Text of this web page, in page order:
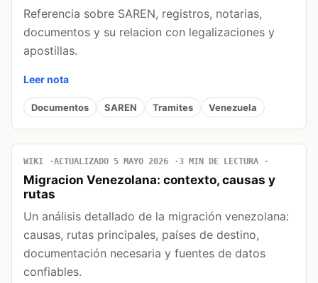
Referencia sobre SAREN, registros, notarias,
documentos y su relacion con legalizaciones y
apostillas.
Leer nota
Documentos SAREN Tramites Venezuela
WIKI ACTUALIZADO 5 MAYO 2026 3 MIN DE LECTURA
Migracion Venezolana: contexto, causas y
rutas
Un análisis detallado de la migración venezolana:
causas, rutas principales, países de destino,
documentación necesaria y fuentes de datos
confiables.